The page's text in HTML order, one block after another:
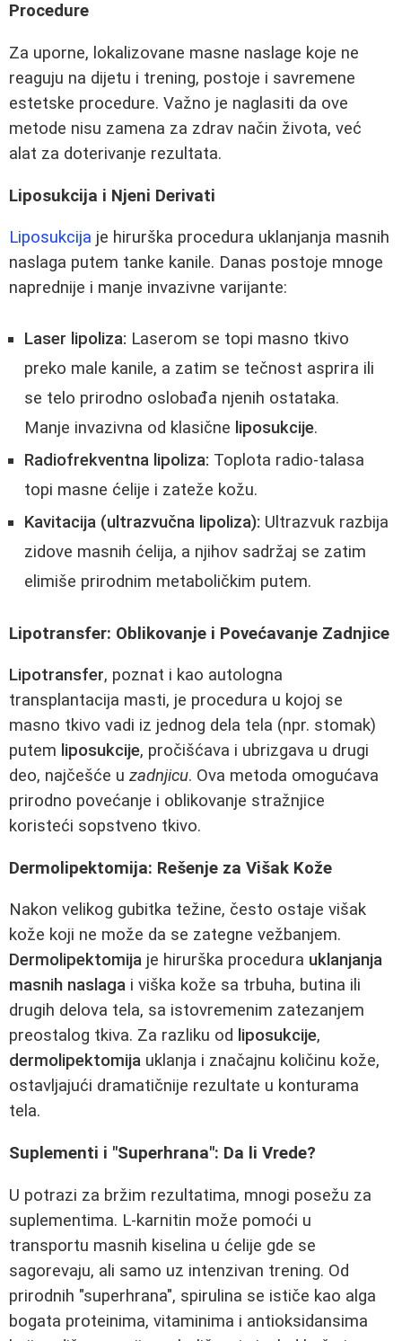
Procedure
Za uporne, lokalizovane masne naslage koje ne
reaguju na dijetu i trening, postoje i savremene
estetske procedure. Važno je naglasiti da ove
metode nisu zamena za zdrav način života, već
alat za doterivanje rezultata.
Liposukcija i Njeni Derivati
Liposukcija je hirurška procedura uklanjanja masnih
naslaga putem tanke kanile. Danas postoje mnoge
naprednije i manje invazivne varijante:
Laser lipoliza: Laserom se topi masno tkivo
preko male kanile, a zatim se tečnost asprira ili
se telo prirodno oslobađa njenih ostataka.
Manje invazivna od klasične liposukcije.
Radiofrekventna lipoliza: Toplota radio-talasa
topi masne ćelije i zateže kožu.
Kavitacija (ultrazvučna lipoliza): Ultrazvuk razbija
zidove masnih ćelija, a njihov sadržaj se zatim
elimiše prirodnim metaboličkim putem.
Lipotransfer: Oblikovanje i Povećavanje Zadnjice
Lipotransfer, poznat i kao autologna
transplantacija masti, je procedura u kojoj se
masno tkivo vadi iz jednog dela tela (npr. stomak)
putem liposukcije, pročišćava i ubrizgava u drugi
deo, najčešće u zadnjicu. Ova metoda omogućava
prirodno povećanje i oblikovanje stražnjice
koristeći sopstveno tkivo.
Dermolipektomija: Rešenje za Višak Kože
Nakon velikog gubitka težine, često ostaje višak
kože koji ne može da se zategne vežbanjem.
Dermolipektomija je hirurška procedura uklanjanja
masnih naslaga i viška kože sa trbuha, butina ili
drugih delova tela, sa istovremenim zatezanjem
preostalog tkiva. Za razliku od liposukcije,
dermolipektomija uklanja i značajnu količinu kože,
ostavljajući dramatičnije rezultate u konturama
tela.
Suplementi i "Superhrana": Da li Vrede?
U potrazi za bržim rezultatima, mnogi posežu za
suplementima. L-karnitin može pomoći u
transportu masnih kiselina u ćelije gde se
sagorevaju, ali samo uz intenzivan trening. Od
prirodnih "superhrana", spirulina se ističe kao alga
bogata proteinima, vitaminima i antioksidansima